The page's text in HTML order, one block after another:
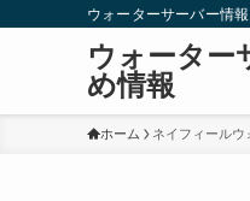
ウォーターサーバー情
ウォーター
め情報
ホーム ネイフィールウ